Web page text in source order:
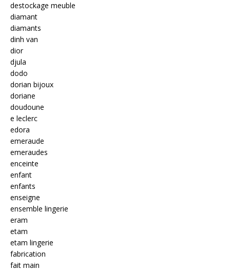
destockage meuble
diamant
diamants
dinh van
dior
djula
dodo
dorian bijoux
doriane
doudoune
e leclerc
edora
emeraude
emeraudes
enceinte
enfant
enfants
enseigne
ensemble lingerie
eram
etam
etam lingerie
fabrication
fait main